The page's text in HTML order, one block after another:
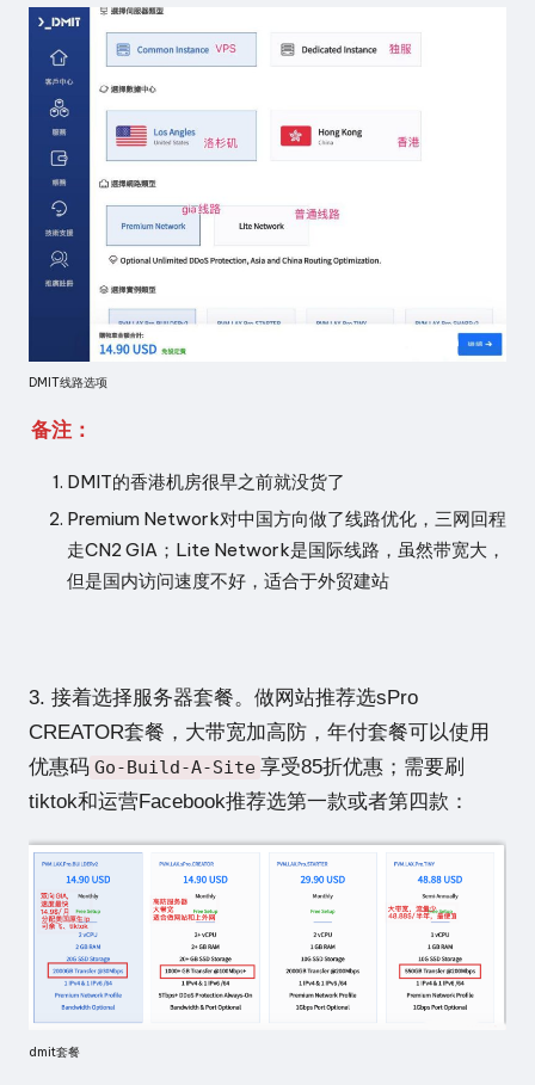
DMIT线路选项
备注：
DMIT的香港机房很早之前就没货了
Premium Network对中国方向做了线路优化，三网回程
走CN2 GIA；Lite Network是国际线路，虽然带宽大，
但是国内访问速度不好，适合于外贸建站
3. 接着选择服务器套餐。做网站推荐选sPro
CREATOR套餐，大带宽加高防，年付套餐可以使用
优惠码 Go-Build-A-Site 享受85折优惠；需要刷
tiktok和运营Facebook推荐选第一款或者第四款：
dmit套餐